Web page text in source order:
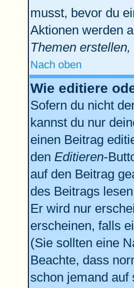
musst, bevor du
Aktionen werden
Themen
Nach oben
Wie editiere
Sofern du nicht
kannst du nur
einen Beitrag
den Editieren-
auf den Beitrag
des Beitrags
Er wird nur
erscheinen, falls
(Sie sollten eine
Beachte, dass
schon jemand auf